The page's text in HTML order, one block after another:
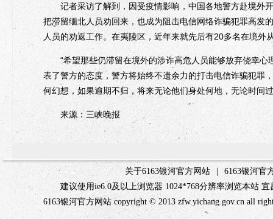
记者采访了解到，因受疫情影响，中国各地警方赴境外开
把滞留缅北人员劝回来，也成为阻击电信网络诈骗犯罪高发
人员的劝返工作。在夷陵区，近年来就先后有20多名在境
“希望那些仍滞留在境外的涉诈高危人员能够放弃侥幸心
表了警方的态度，警方将始终不遗余力的打击电信诈骗犯罪
何幻想，如果逾期不归，将来无论他们身处何地，无论时间
来源：三峡晚报
关于6163银河官方网站 |
6163银河官
建议使用ie6.0及以上浏览器 1024*768分辨率浏览本站
6163银河官方网站 copyright © 2013 zfw.yichang.gov.cn all